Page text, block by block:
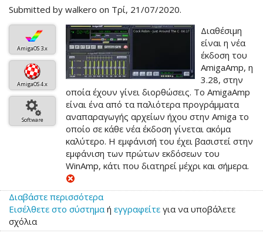
Submitted by walkero on Τρί, 21/07/2020.
AmigaOS 3.x
AmigaOS 4.x
Software
Διαθέσιμη
είναι η νέα
έκδοση του
AmigaAmp, η
3.28, στην
οποία έχουν γίνει διορθώσεις. Το AmigaAmp
είναι ένα από τα παλιότερα προγράμματα
αναπαραγωγής αρχείων ήχου στην Amiga το
οποίο σε κάθε νέα έκδοση γίνεται ακόμα
καλύτερο. Η εμφάνισή του έχει βασιστεί στην
εμφάνιση των πρώτων εκδόσεων του
WinAmp, κάτι που διατηρεί μέχρι και σήμερα.
Διαβάστε περισσότεραγια
το
AmigaAmp
Εισέλθετε στο σύστημαή εγγραφείτε για να υποβάλετε
σχόλια